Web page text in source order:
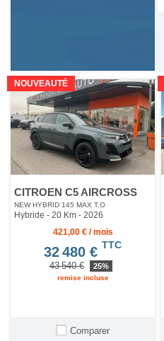
NOUVEAUTÉ
CITROEN C5 AIRCROSS
NEW HYBRID 145 MAX T.O
Hybride - 20 Km - 2026
421,00 € / mois
32 480 € TTC
43 540 € 25%
remise incluse
Comparer